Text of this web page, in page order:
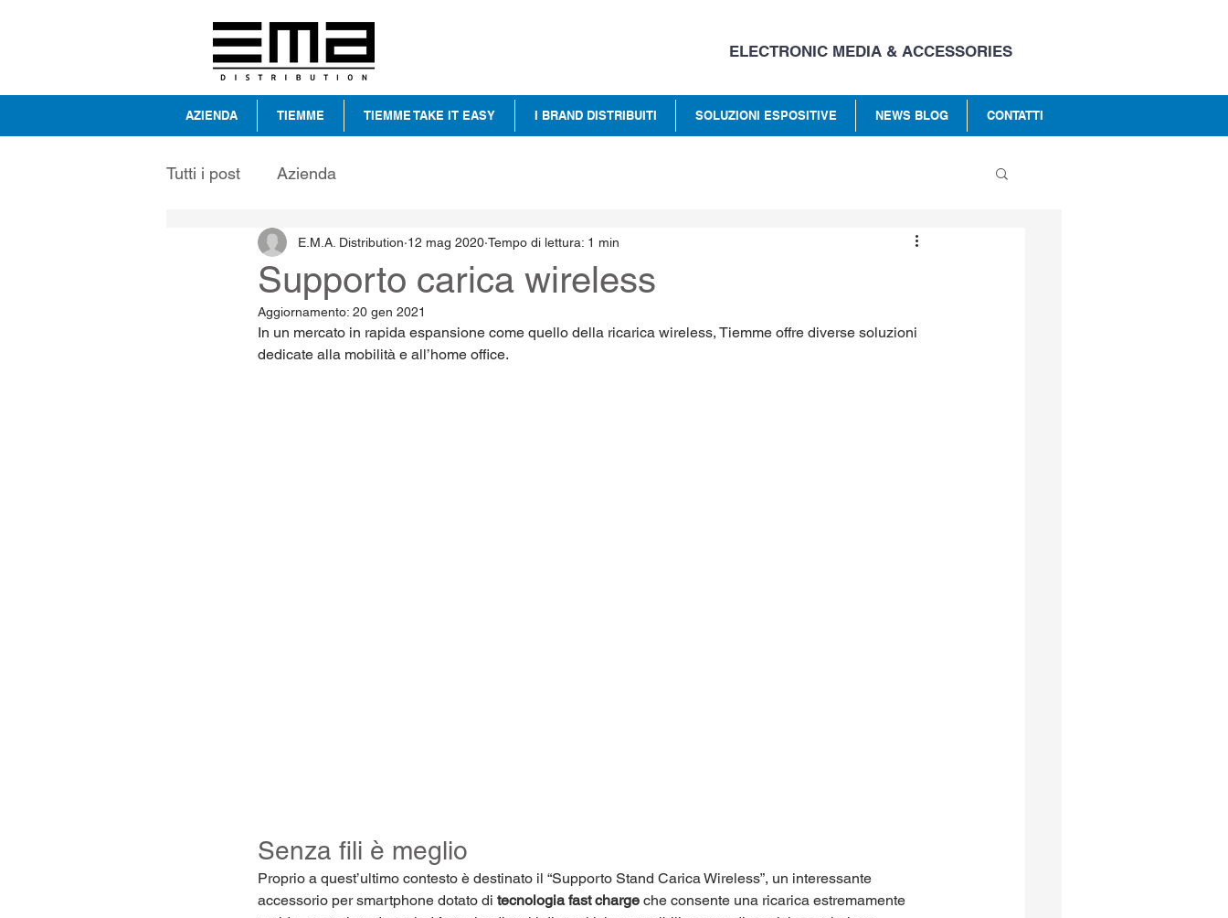
ELECTRONIC MEDIA & ACCESSORIES
AZIENDA TIEMME TIEMME TAKE IT EASY I BRAND DISTRIBUITI SOLUZIONI ESPOSITIVE NEWS BLOG CONTATTI
Tutti i post Azienda
Supporto carica wireless
E.M.A. Distribution 12 mag 2020 Tempo di lettura: 1 min
Aggiornamento: 20 gen 2021
In un mercato in rapida espansione come quello della ricarica wireless, Tiemme offre diverse soluzioni
dedicate alla mobilità e all’home office.
Senza fili è meglio
Proprio a quest’ultimo contesto è destinato il “Supporto Stand Carica Wireless”, un interessante
accessorio per smartphone dotato di tecnologia fast charge che consente una ricarica estremamente